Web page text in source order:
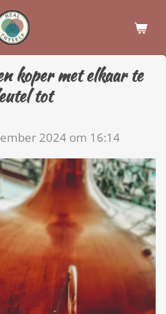
koper met elkaar te
tot
2024 om 16:14